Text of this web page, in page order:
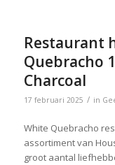
Restaurant
Quebracho
Charcoal
17 februari 2025 / in
White Quebracho
assortiment van
groot aantal